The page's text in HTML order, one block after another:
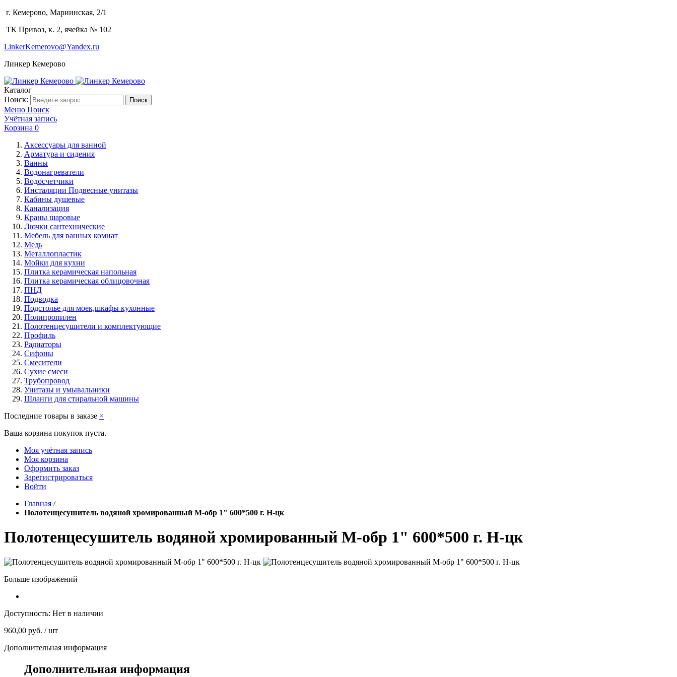
г. Кемерово, Мариинская, 2/1
ТК Привоз, к. 2, ячейка № 102
LinkerKemerovo@Yandex.ru
Линкер Кемерово
Каталог
Поиск:
Поиск
Меню Поиск
Учётная запись
Корзина 0
Аксессуары для ванной
Арматура и сидения
Ванны
Водонагреватели
Водосчетчики
Инсталяции Подвесные унитазы
Кабины душевые
Канализация
Краны шаровые
Лючки сантехнические
Мебель для ванных комнат
Медь
Металлопластик
Мойки для кухни
Плитка керамическая напольная
Плитка керамическая облицовочная
ПНД
Подводка
Подстолье для моек,шкафы кухонные
Полипропилен
Полотенцесушители и комплектующие
Профиль
Радиаторы
Сифоны
Смесители
Сухие смеси
Трубопровод
Унитазы и умывальники
Шланги для стиральной машины
Последние товары в заказе ×
Ваша корзина покупок пуста.
Моя учётная запись
Моя корзина
Оформить заказ
Зарегистрироваться
Войти
Главная /
Полотенцесушитель водяной хромированный М-обр 1" 600*500 г. Н-цк
Полотенцесушитель водяной хромированный М-обр 1" 600*500 г. Н-цк
Больше изображений
Доступность: Нет в наличии
960,00 руб. / шт
Дополнительная информация
Дополнительная информация